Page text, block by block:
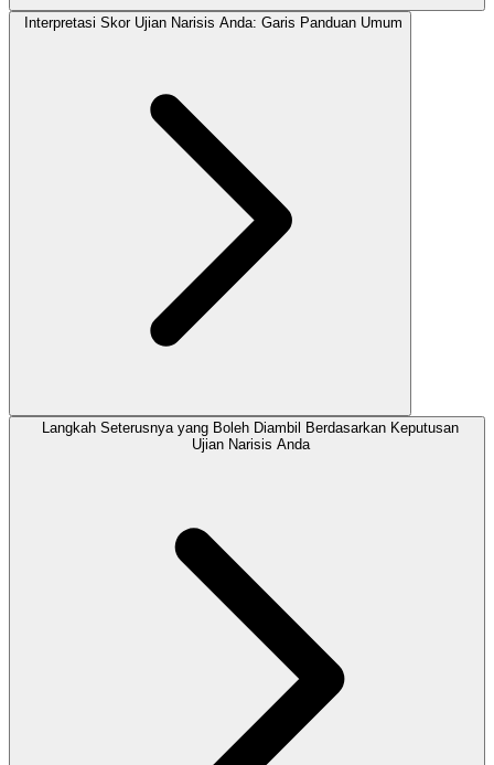
Interpretasi Skor Ujian Narisis Anda: Garis Panduan Umum
Langkah Seterusnya yang Boleh Diambil Berdasarkan Keputusan
Ujian Narisis Anda